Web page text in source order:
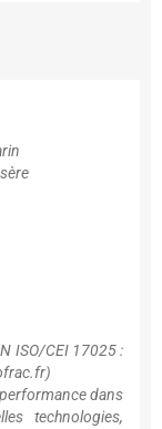
ISO/CEI 17025 :
dans
technologies,